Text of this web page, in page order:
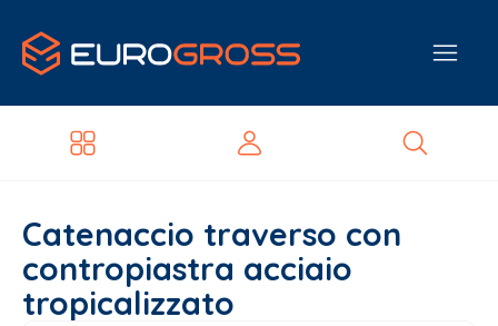
Catenaccio traverso con
contropiastra acciaio
tropicalizzato